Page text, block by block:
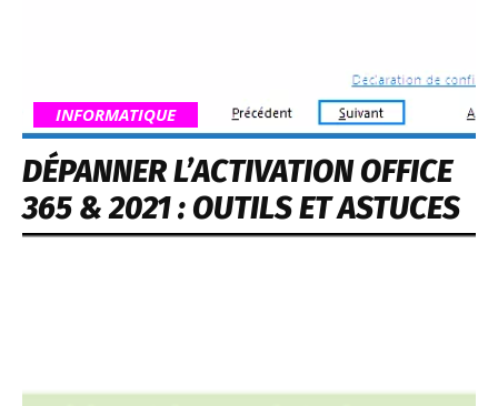
INFORMATIQUE
DÉPANNER L’ACTIVATION OFFICE
365 & 2021 : OUTILS ET ASTUCES